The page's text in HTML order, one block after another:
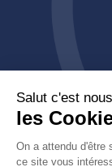
Produits
Decoroom